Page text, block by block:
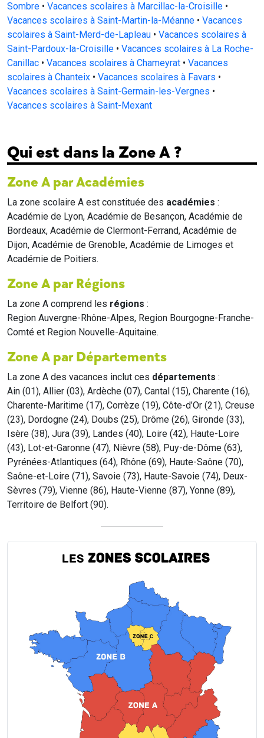
Sombre • Vacances scolaires à Marcillac-la-Croisille •
Vacances scolaires à Saint-Martin-la-Méanne • Vacances
scolaires à Saint-Merd-de-Lapleau • Vacances scolaires à
Saint-Pardoux-la-Croisille • Vacances scolaires à La Roche-
Canillac • Vacances scolaires à Chameyrat • Vacances
scolaires à Chanteix • Vacances scolaires à Favars •
Vacances scolaires à Saint-Germain-les-Vergnes •
Vacances scolaires à Saint-Mexant
Qui est dans la Zone A ?
Zone A par Académies
La zone scolaire A est constituée des académies :
Académie de Lyon, Académie de Besançon, Académie de
Bordeaux, Académie de Clermont-Ferrand, Académie de
Dijon, Académie de Grenoble, Académie de Limoges et
Académie de Poitiers.
Zone A par Régions
La zone A comprend les régions :
Region Auvergne-Rhône-Alpes, Region Bourgogne-Franche-
Comté et Region Nouvelle-Aquitaine.
Zone A par Départements
La zone A des vacances inclut ces départements :
Ain (01), Allier (03), Ardèche (07), Cantal (15), Charente (16),
Charente-Maritime (17), Corrèze (19), Côte-d’Or (21), Creuse
(23), Dordogne (24), Doubs (25), Drôme (26), Gironde (33),
Isère (38), Jura (39), Landes (40), Loire (42), Haute-Loire
(43), Lot-et-Garonne (47), Nièvre (58), Puy-de-Dôme (63),
Pyrénées-Atlantiques (64), Rhône (69), Haute-Saône (70),
Saône-et-Loire (71), Savoie (73), Haute-Savoie (74), Deux-
Sèvres (79), Vienne (86), Haute-Vienne (87), Yonne (89),
Territoire de Belfort (90).